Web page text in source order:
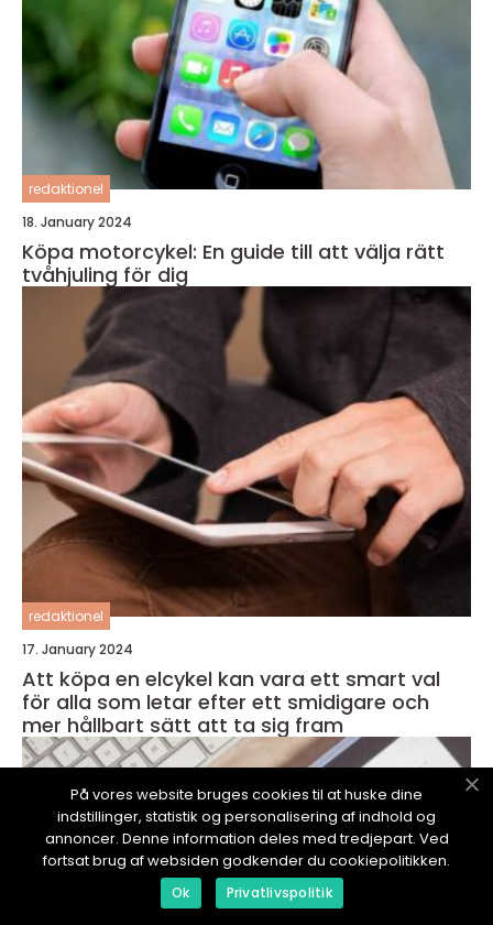
redaktionel
18. January 2024
Köpa motorcykel: En guide till att välja rätt
tvåhjuling för dig
redaktionel
17. January 2024
Att köpa en elcykel kan vara ett smart val
för alla som letar efter ett smidigare och
mer hållbart sätt att ta sig fram
På vores website bruges cookies til at huske dine
indstillinger, statistik og personalisering af indhold og
annoncer. Denne information deles med tredjepart. Ved
fortsat brug af websiden godkender du cookiepolitikken.
Ok Privatlivspolitik